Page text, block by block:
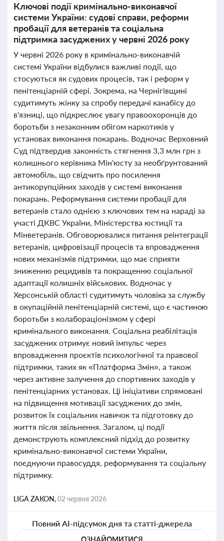
Ключові події кримінально-виконавчої
системи України: судові справи, реформи
пробації для ветеранів та соціальна
підтримка засуджених у червні 2026 року
У червні 2026 року в кримінально-виконавчій
системі України відбулися важливі події, що
стосуються як судових процесів, так і реформ у
пенітенціарній сфері. Зокрема, на Чернігівщині
судитимуть жінку за спробу передачі канабісу до
в'язниці, що підкреслює увагу правоохоронців до
боротьби з незаконним обігом наркотиків у
установах виконання покарань. Водночас Верховний
Суд підтвердив законність стягнення 3,3 млн грн з
колишнього керівника Мін'юсту за необґрунтований
автомобіль, що свідчить про посилення
антикорупційних заходів у системі виконання
покарань. Реформування системи пробації для
ветеранів стало однією з ключових тем на нараді за
участі ДКВС України, Міністерства юстиції та
Мінветеранів. Обговорювалися питання реінтеграції
ветеранів, цифровізації процесів та впровадження
нових механізмів підтримки, що має сприяти
зниженню рецидивів та покращенню соціальної
адаптації колишніх військових. Водночас у
Херсонській області судитимуть чоловіка за службу
в окупаційній пенітенціарній системі, що є частиною
боротьби з колабораціонізмом у сфері
кримінального виконання. Соціальна реабілітація
засуджених отримує новий імпульс через
впровадження проєктів психологічної та правової
підтримки, таких як «Платформа Змін», а також
через активне залучення до спортивних заходів у
пенітенціарних установах. Ці ініціативи спрямовані
на підвищення мотивації засуджених до змін,
розвиток їх соціальних навичок та підготовку до
життя після звільнення. Загалом, ці події
демонструють комплексний підхід до розвитку
кримінально-виконавчої системи України,
поєднуючи правосуддя, реформування та соціальну
підтримку.
LIGA ZAKON,02 червня 2026
Повний AI-підсумок дня та статті-джерела
ОЗНАЙОМИТИСЯ